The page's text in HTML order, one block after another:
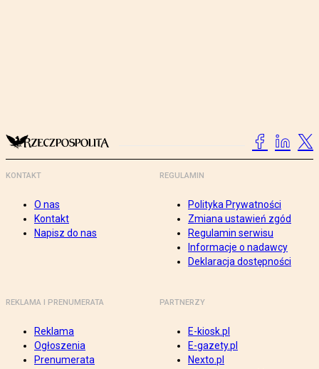
KONTAKT
O nas
Kontakt
Napisz do nas
REGULAMIN
Polityka Prywatności
Zmiana ustawień zgód
Regulamin serwisu
Informacje o nadawcy
Deklaracja dostępności
REKLAMA I PRENUMERATA
Reklama
Ogłoszenia
Prenumerata
PARTNERZY
E-kiosk.pl
E-gazety.pl
Nexto.pl